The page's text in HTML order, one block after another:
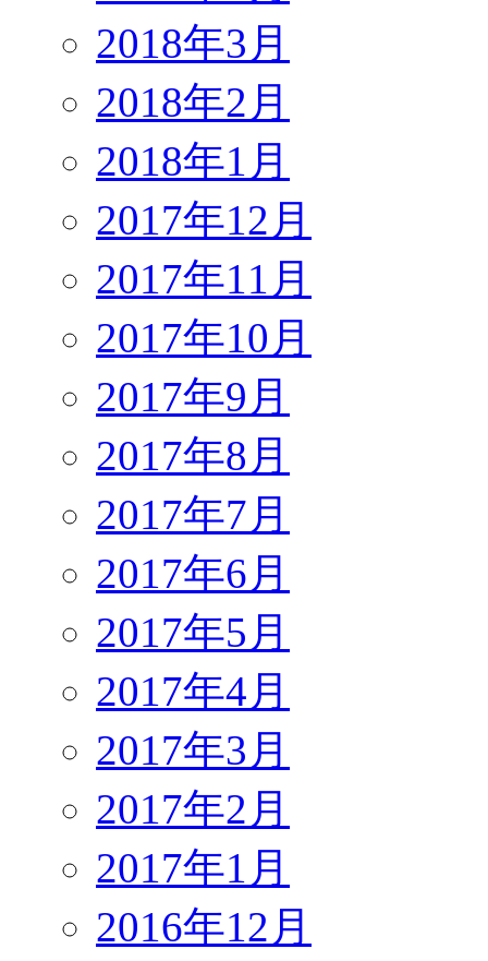
2018年3月
2018年2月
2018年1月
2017年12月
2017年11月
2017年10月
2017年9月
2017年8月
2017年7月
2017年6月
2017年5月
2017年4月
2017年3月
2017年2月
2017年1月
2016年12月